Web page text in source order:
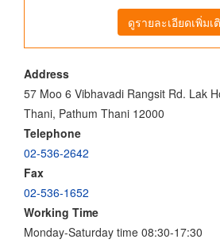
ดูรายละเอียดเพิ่มเ
Address
57 Moo 6 Vibhavadi Rangsit Rd. Lak
Thani, Pathum Thani 12000
Telephone
02-536-2642
Fax
02-536-1652
Working Time
Monday-Saturday time 08:30-17:30